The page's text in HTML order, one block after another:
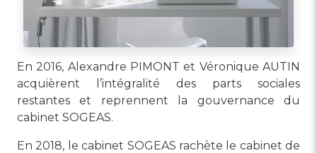
En 2016, Alexandre PIMONT et Véronique AUTIN
acquièrent l’intégralité des parts sociales
restantes et reprennent la gouvernance du
cabinet SOGEAS.
En 2018, le cabinet SOGEAS rachète le cabinet de